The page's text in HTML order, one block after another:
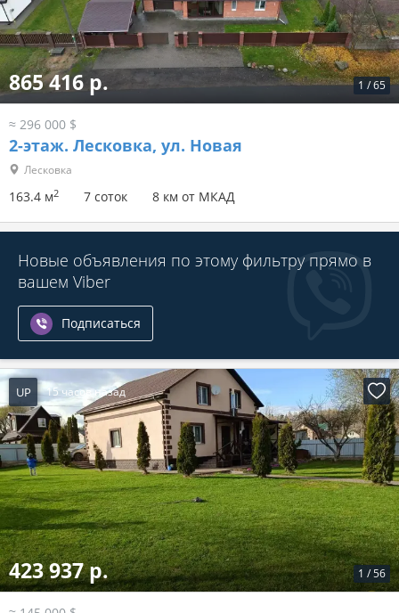
1 /65
865 416 р.
≈ 296 000 $
2-этаж. Лесковка, ул. Новая
Лесковка
163.4 м2 7 соток 8 км от МКАД
Новые объявления по этому фильтру прямо в
вашем Viber
Подписаться
UP 15 часов назад
1 /56
423 937 р.